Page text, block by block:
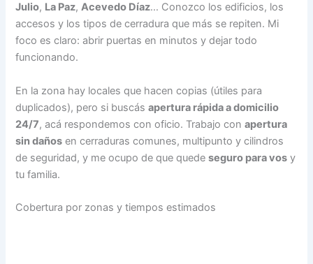
Julio, La Paz,Acevedo Díaz… Conozco los edificios, los
accesos y los tipos de cerradura que más se repiten. Mi
foco es claro: abrir puertas en minutos y dejar todo
funcionando.
En la zona hay locales que hacen copias (útiles para
duplicados), pero si buscásapertura rápida a domicilio
24/7, acá respondemos con oficio. Trabajo conapertura
sin daños en cerraduras comunes, multipunto y cilindros
de seguridad, y me ocupo de que quedeseguro para vos y
tu familia.
Cobertura por zonas y tiempos estimados